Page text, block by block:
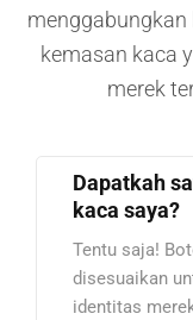
menggabungkan
kemasan kaca
merek
Dapatkah
kaca saya?
Tentu saja!
disesuaikan
identitas